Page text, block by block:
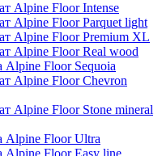
Alpine Floor Intense
Alpine Floor Parquet light
Alpine Floor Premium XL
Alpine Floor Real wood
Alpine Floor Sequoia
Alpine Floor Chevron
Alpine Floor Stone mineral
Alpine Floor Ultra
Alpine Floor Easy line